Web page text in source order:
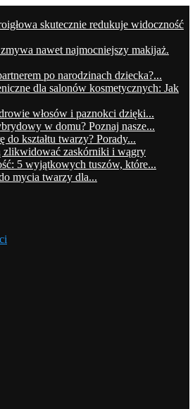
skutecznie redukuje widoczność
nawet najmocniejszy makijaż.
po narodzinach dziecka?...
dla salonów kosmetycznych: Jak
włosów i paznokci dzięki...
w domu? Poznaj nasze...
do kształtu twarzy? Porady...
zlikwidować zaskórniki i wągry
5 wyjątkowych tuszów, które...
mycia twarzy dla...